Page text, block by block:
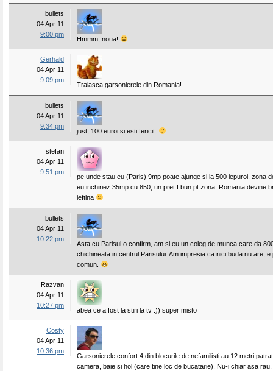
bullets
04 Apr 11
9:00 pm
Hmmm, noua!
Gerhald
04 Apr 11
9:09 pm
Traiasca garsonierele din Romania!
bullets
04 Apr 11
9:34 pm
just, 100 euroi si esti fericit.
stefan
04 Apr 11
9:51 pm
pe unde stau eu (Paris) 9mp poate ajunge si la 500 iepuroi. zona
eu inchiriez 35mp cu 850, un pret f bun pt zona. Romania devine
ieftina
bullets
04 Apr 11
10:22 pm
Asta cu Parisul o confirm, am si eu un coleg de munca care da
chichineata in centrul Parisului. Am impresia ca nici buda nu are, e
comun.
Razvan
04 Apr 11
10:27 pm
abea ce a fost la stiri la tv :)) super misto
Costy
04 Apr 11
10:36 pm
Garsonierele confort 4 din blocurile de nefamilisti au 12 metri
camera, baie si hol (care tine loc de bucatarie). Nu-i chiar asa